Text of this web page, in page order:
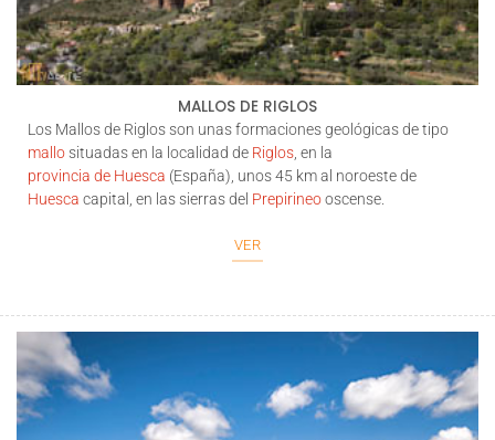
MALLOS DE RIGLOS
Los Mallos de Riglosson unas formaciones geológicas de tipo
mallosituadas en la localidad de Riglos , en la
provincia de Huesca (España), unos 45 km al noroeste de
Huesca capital, en las sierras del Prepirineooscense.
VER